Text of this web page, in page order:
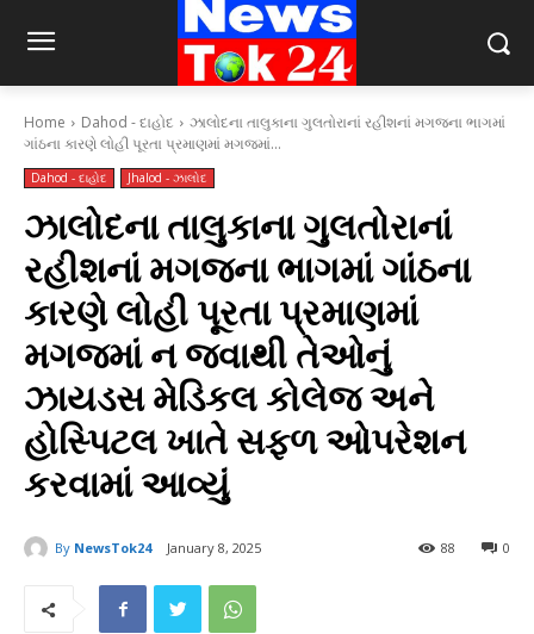
Home Dahod - દાહોદ
ઝાલોદના તાલુકાના ગુલતોરાનાં રહીશનાં મગજના ભાગમાં
ગાંઠના કારણે લોહી પૂરતા પ્રમાણમાં મગજમાં...
Dahod - દાહોદ Jhalod - ઝાલોદ
ઝાલોદના તાલુકાના ગુલતોરાનાં
રહીશનાં મગજના ભાગમાં ગાંઠના
કારણે લોહી પૂરતા પ્રમાણમાં
મગજમાં ન જવાથી તેઓનું
ઝાયડસ મેડિકલ કોલેજ અને
હોસ્પિટલ ખાતે સફળ ઓપરેશન
કરવામાં આવ્યું
By NewsTok24 January 8, 2025 0
88